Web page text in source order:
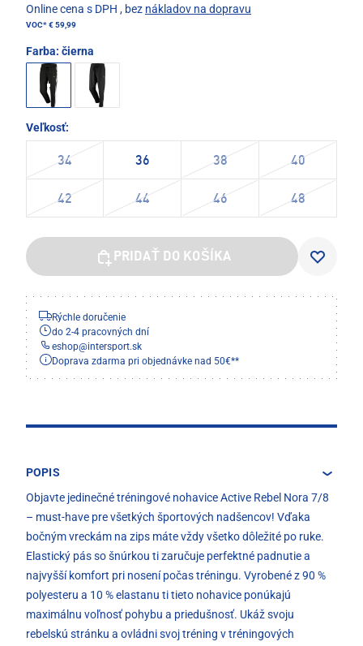
Online cena s DPH , bez nákladov na dopravu
VOC*€ 59,99
Farba: čierna
Veľkosť:
34 36 38 40
42 44 46 48
PRIDAŤ DO KOŠÍKA
Rýchle doručenie
do 2-4 pracovných dní
eshop@intersport.sk
Doprava zdarma pri objednávke nad 50€**
POPIS
Objavte jedinečné tréningové nohavice Active Rebel Nora 7/8
– must-have pre všetkých športových nadšencov! Vďaka
bočným vreckám na zips máte vždy všetko dôležité po ruke.
Elastický pás so šnúrkou ti zaručuje perfektné padnutie a
najvyšší komfort pri nosení počas tréningu. Vyrobené z 90 %
polyesteru a 10 % elastanu ti tieto nohavice ponúkajú
maximálnu voľnosť pohybu a priedušnosť. Ukáž svoju
rebelskú stránku a ovládni svoj tréning v tréningových